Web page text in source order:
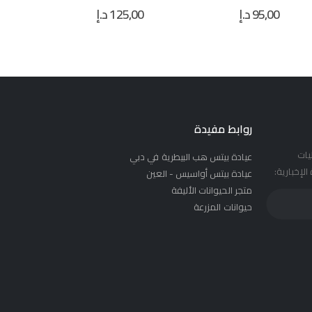
125,00د.إ 21,00د.إ
روابط مفيدة
عيادة بيتس هب البيطرية في دبي
عيادة بيتس أواسيس - العين
متجر الحيوانات الأليفة
حيوانات المزرعة